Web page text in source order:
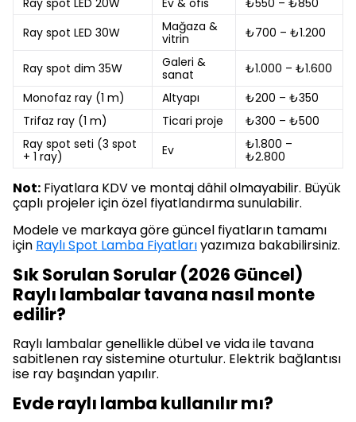
Ray spot LED 30W
Mağaza &
vitrin
₺700 – ₺1.200
Ray spot dim 35W
Galeri &
sanat
₺1.000 – ₺1.600
Monofaz ray (1 m)
Altyapı
₺200 – ₺350
Trifaz ray (1 m)
Ticari proje
₺300 – ₺500
Ray spot seti (3 spot
+ 1 ray)
Ev
₺1.800 –
₺2.800
Not: Fiyatlara KDV ve montaj dâhil olmayabilir. Büyük
çaplı projeler için özel fiyatlandırma sunulabilir.
Modele ve markaya göre güncel fiyatların tamamı
için Raylı Spot Lamba Fiyatlarıyazımıza bakabilirsiniz.
Sık Sorulan Sorular (2026 Güncel)
Raylı lambalar tavana nasıl monte
edilir?
Raylı lambalar genellikle dübel ve vida ile tavana
sabitlenen ray sistemine oturtulur. Elektrik bağlantısı
ise ray başından yapılır.
Evde raylı lamba kullanılır mı?